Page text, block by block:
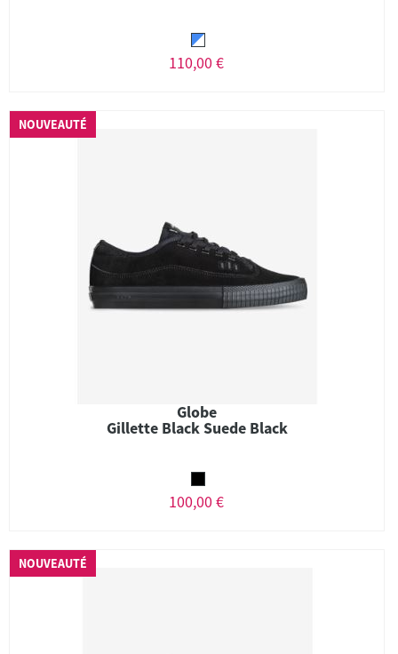
110,00 €
NOUVEAUTÉ
Globe
Gillette Black Suede Black
100,00 €
NOUVEAUTÉ